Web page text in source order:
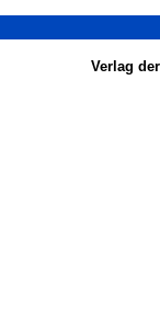
Verlag